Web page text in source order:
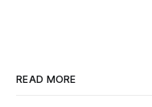
READ MORE